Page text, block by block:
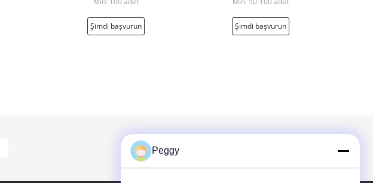
Şimdi başvurun Şimdi başvurun
Peggy